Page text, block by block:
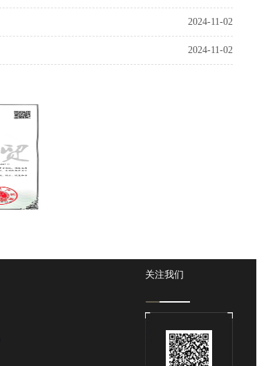
2024-11-02
2024-11-02
关注我们